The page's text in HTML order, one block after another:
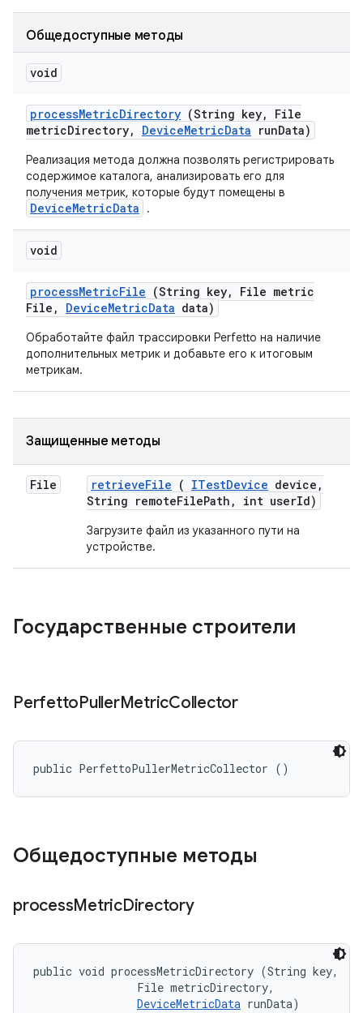
Общедоступные методы
void
processMetricDirectory (String key,
File
metricDirectory, DeviceMetricData runData)
Реализация метода должна позволять регистрировать
содержимое каталога, анализировать его для
получения метрик, которые будут помещены в
DeviceMetricData .
void
processMetricFile (String key,
File metric
File , DeviceMetricData data)
Обработайте файл трассировки Perfetto на наличие
дополнительных метрик и добавьте его к итоговым
метрикам.
Защищенные методы
File retrieveFile ( ITestDevice device ,
String remoteFilePath , int userId)
Загрузите файл из указанного пути на
устройстве.
Государственные строители
PerfettoPullerMetricCollector
public PerfettoPullerMetricCollector ()
Общедоступные методы
processMetricDirectory
public void processMetricDirectory (String key,
                File metricDirectory,
DeviceMetricData runData)